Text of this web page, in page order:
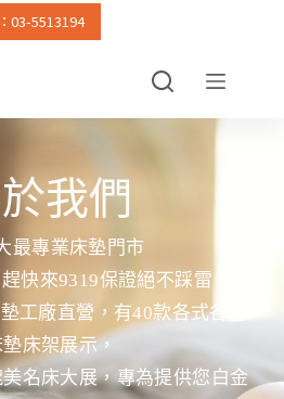
03-5513194
我們
最專業床墊門市
快來9319保證絕不踩雷！
工廠直營， 有40款各式各樣
床架展示，
名床大展，專為提供您白金